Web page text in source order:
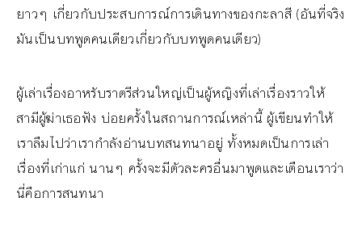
ยาวๆ เกี่ยวกับประสบการณ์การเดินทางของกะลาสี (อันที่จริง
มันเป็นบทพูดคนเดียวเกี่ยวกับบทพูดคนเดียว)
ผู้เล่าเรื่องอาหรับราตรีส่วนใหญ่เป็นผู้หญิงที่เล่าเรื่องราวให้
สามีผู้ฆ่าเธอฟัง บ่อยครั้งในสถานการณ์เหล่านี้ ผู้เขียนทำให้
เราลืมไปว่าเรากำลังอ่านบทสนทนาอยู่ ทั้งหมดเป็นการเล่า
เรื่องที่เก่าแก่ นานๆ ครั้งจะมีตัวละครอื่นมาพูดและเตือนเราว่า
นี่คือการสนทนา